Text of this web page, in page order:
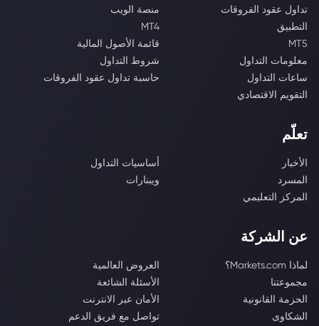
تداول عقود الفروقات
منصة الويب
التطبيق
MT4
MT5
قائمة الأصول المالية
معلومات التداول
شروط التداول
ساعات التداول
حاسبة تداول عقود الفروقات
التقويم الاقتصادي
تعلّم
الأخبار
أساسيات التداول
المسرد
ويبنارات
المركز التعليمي
عن الشركة
لماذا Markets.com؟
العروض العالمية
مجموعتنا
الأسئلة الشائعة
الحزمة القانونية
الأمان عبر الانترنت
الشكاوى
تواصل مع فريق الدعم